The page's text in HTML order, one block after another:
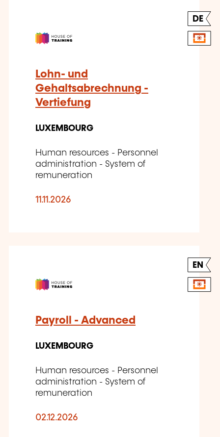
DE
Lohn- und
Gehaltsabrechnung -
Vertiefung
LUXEMBOURG
Human resources - Personnel
administration - System of
remuneration
11.11.2026
EN
Payroll - Advanced
LUXEMBOURG
Human resources - Personnel
administration - System of
remuneration
02.12.2026